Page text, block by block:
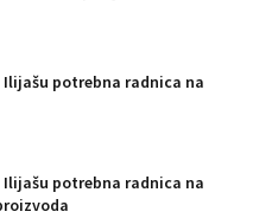
Ilijašu potrebna radnica na
Ilijašu potrebna radnica na